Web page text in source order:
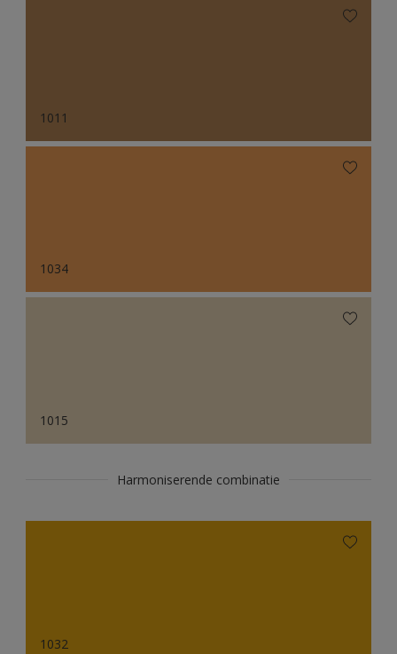
1011
1034
1015
Harmoniserende combinatie
1032